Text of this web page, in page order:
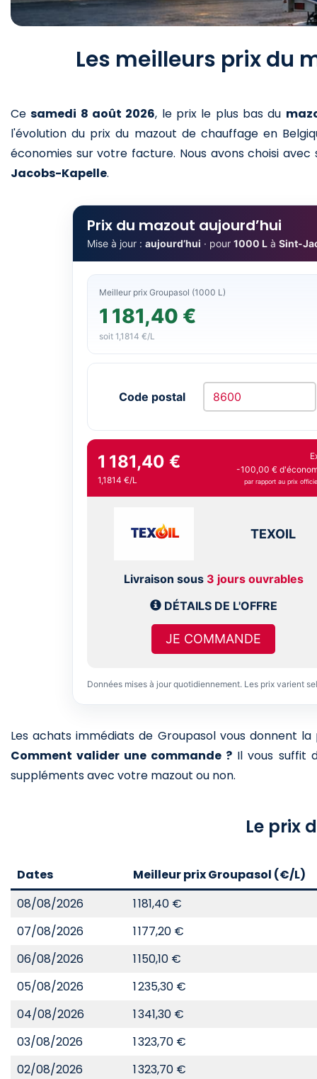
Les meilleurs prix du
Cesamedi 8 août 2026, le prix le plus bas du
l'évolution du prix du mazout de chauffage en
économies sur votre facture. Nous avons choisi
Jacobs-Kapelle.
Prix du mazout aujourd’hui
Mise à jour : aujourd’hui · pour 1000 L à Sint-
Meilleur prix Groupasol (1000 L)
1 181,40 €
soit 1,1814 €/L
Code postal
1 181,40 €
1,1814 €/L
-100,00 €
par rapport au prix
TEXOIL
Livraison sous 3 jours ouvrables
DÉTAILS DE L'OFFRE
JE COMMANDE
Données mises à jour quotidiennement. Les prix varient
Les achats immédiats de Groupasol vous donnent
Comment valider une commande ? Il vous suffit
suppléments avec votre mazout ou non.
Le prix
Dates Meilleur prix Groupasol (€/L)
08/08/2026
1 181,40 €
07/08/2026
1 177,20 €
06/08/2026
1 150,10 €
05/08/2026
1 235,30 €
04/08/2026
1 341,30 €
03/08/2026
1 323,70 €
02/08/2026
1 323,70 €